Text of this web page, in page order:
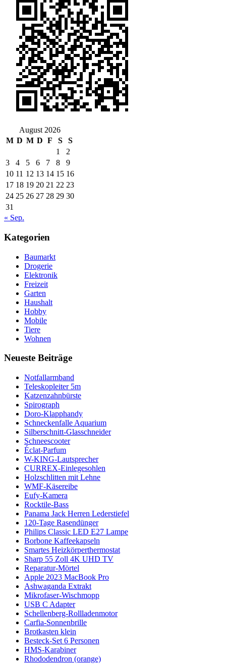
August 2026
M D M D F S
S
1
2
3
4 5 6 7 8
9
10 11 12 13 14 15 16
17 18 19 20 21 22 23
24 25 26 27 28 29 30
31
« Sep.
Kategorien
Baumarkt
Drogerie
Elektronik
Freizeit
Garten
Haushalt
Hobby
Mobile
Tiere
Wohnen
Neueste Beiträge
Notfallarmband
Teleskopleiter 5m
Katzenzahnbürste
Spirograph
Doro-Klapphandy
Schneckenfalle Aquarium
Silberschnitt-Glasschneider
Schneescooter
Éclat-Parfum
W-KING-Lautsprecher
CURREX-Einlegesohlen
Holzschlitten mit Lehne
WMF-Käsereibe
Eufy-Kamera
Rocktile-Bass
Panama Jack Herren Lederstiefel
120-Tage Rasendünger
Philips Classic LED E27 Lampe
Borbone Kaffeekapseln
Smartes Heizkörperthermostat
Sharp 55 Zoll 4K UHD TV
Reparatur-Mörtel
Apple 2023 MacBook Pro
Ashwaganda Extrakt
Mikrofaser-Wischmopp
USB C Adapter
Schellenberg-Rollladenmotor
Carfia-Sonnenbrille
Brotkasten klein
Besteck-Set 6 Personen
HMS-Karabiner
Rhododendron (orange)